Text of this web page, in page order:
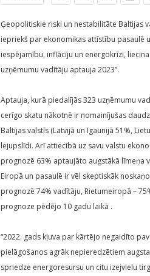
Ģeopolitiskie riski un nestabilitāte Baltijas
iepriekš par ekonomikas attīstību pasaulē
iespējamību, inflāciju un energokrīzi,
uzņēmumu vadītāju aptauja 2023”.
Aptauja, kurā piedalījās 323 uzņēmumu
cerīgo skatu nākotnē ir nomainījušas
Baltijas valstīs (Latvijā un Igaunijā 51%,
lejupslīdi. Arī attiecībā uz savu valstu
prognozē 63% aptaujāto augstākā līmeņa
Eiropā un pasaulē ir vēl skeptiskāk
prognozē 74% vadītāju, Rietumeiropā –
prognoze pēdējo 10 gadu laikā .
“2022. gads kļuva par kārtējo negaidīto
pielāgošanos agrāk nepieredzētiem
spriedze energoresursu un citu izejvielu